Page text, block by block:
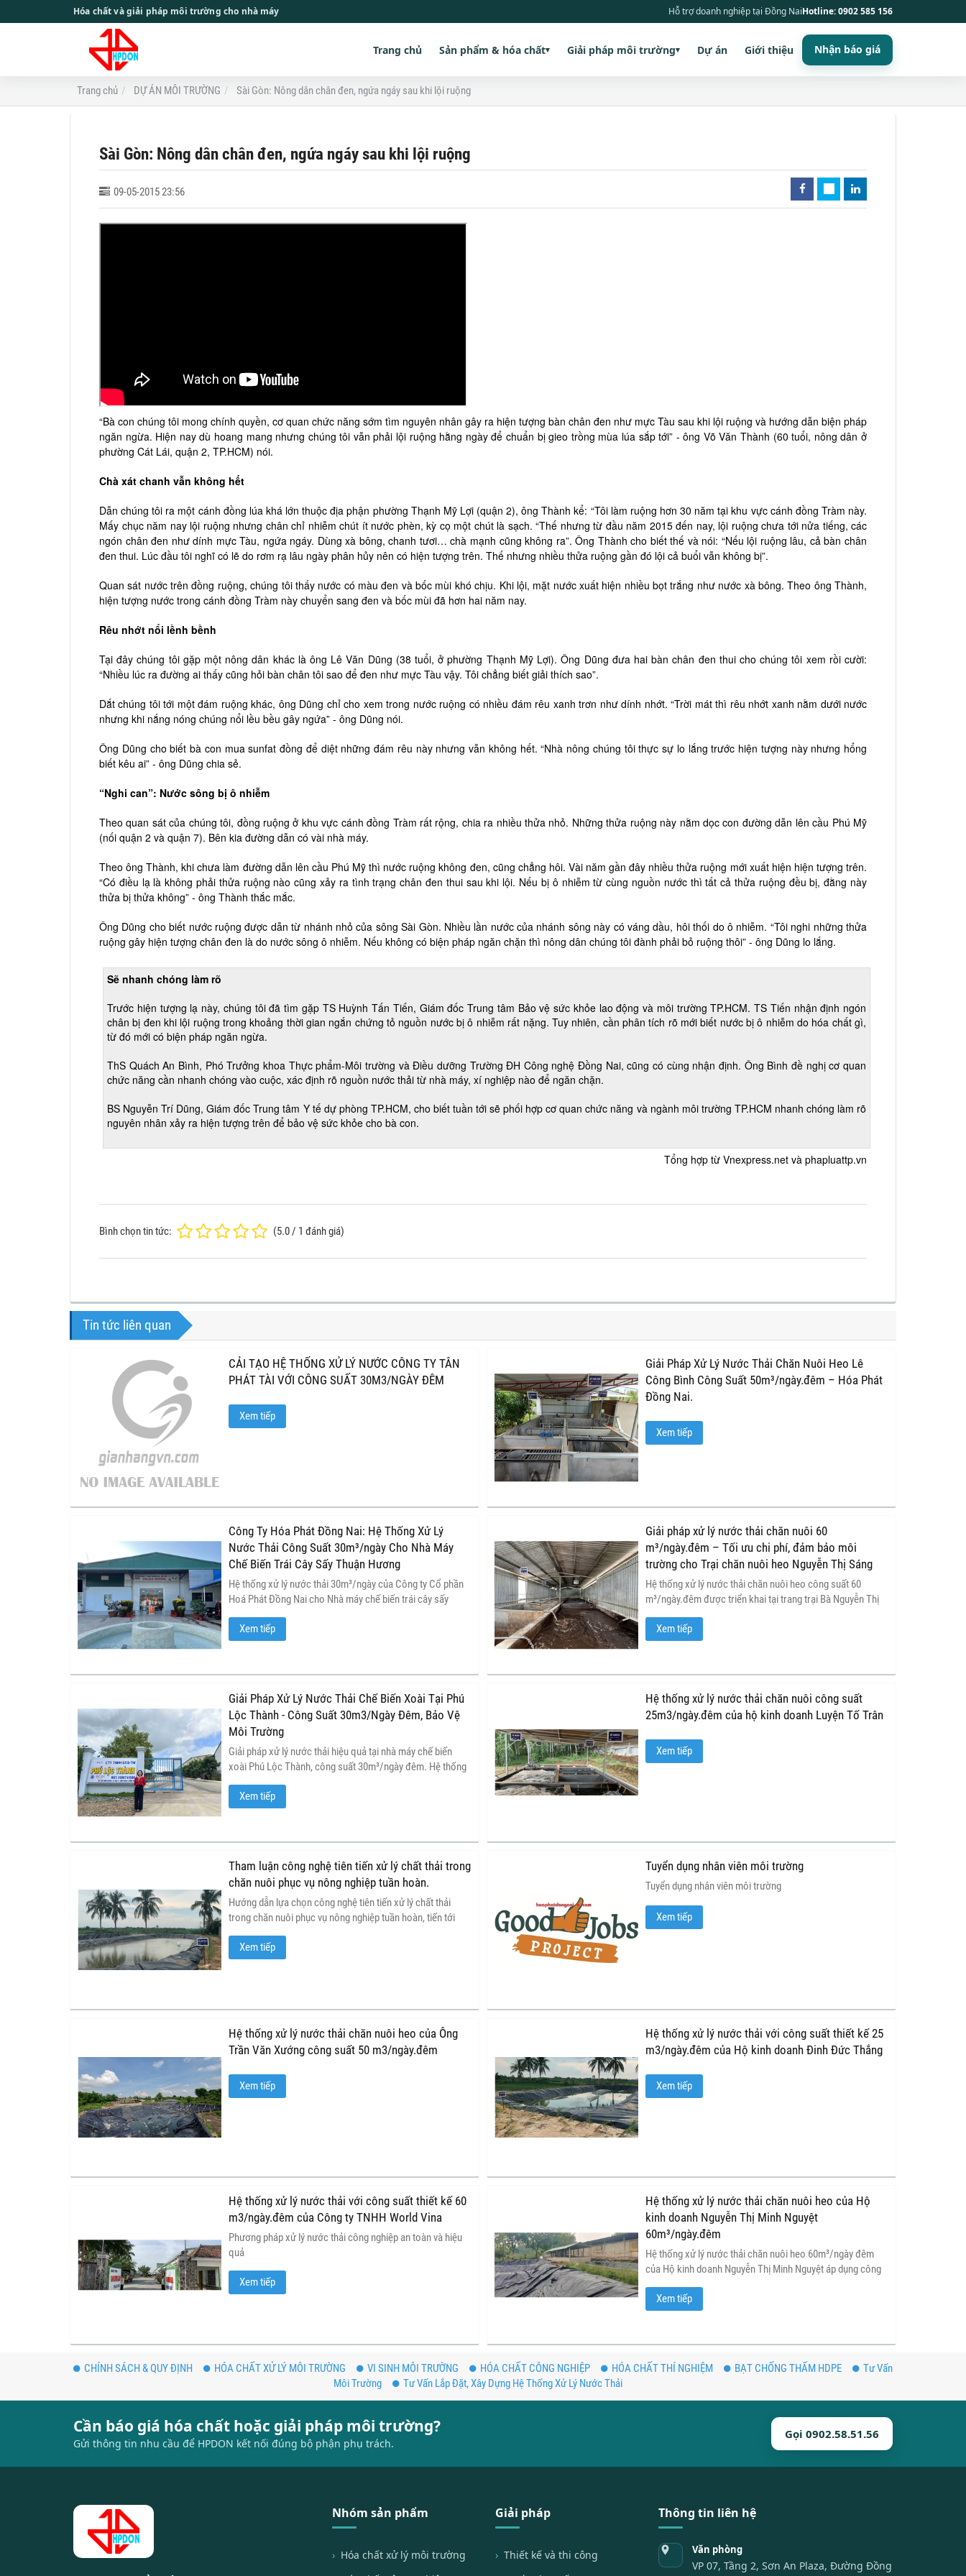
Hóa chất và giải pháp môi trường cho nhà máy Hỗ trợ doanh nghiệp tại Đồng NaiHotline: 0902 585 156
Trang chủ Sản phẩm & hóa chất▾ Giải pháp môi trường▾ Dự án Giới thiệu Nhận báo giá
Trang chủ DỰ ÁN MÔI TRƯỜNG Sài Gòn: Nông dân chân đen, ngứa ngáy sau khi lội ruộng
Sài Gòn: Nông dân chân đen, ngứa ngáy sau khi lội ruộng
09-05-2015 23:56
“Bà con chúng tôi mong chính quyền, cơ quan chức năng sớm tìm nguyên nhân gây ra hiện tượng bàn chân đen như mực Tàu sau khi lội ruộng và hướng dẫn biện pháp
ngăn ngừa. Hiện nay dù hoang mang nhưng chúng tôi vẫn phải lội ruộng hằng ngày để chuẩn bị gieo trồng mùa lúa sắp tới” - ông Võ Văn Thành (60 tuổi, nông dân ở
phường Cát Lái, quận 2, TP.HCM) nói.
Chà xát chanh vẫn không hết
Dẫn chúng tôi ra một cánh đồng lúa khá lớn thuộc địa phận phường Thạnh Mỹ Lợi (quận 2), ông Thành kể: “Tôi làm ruộng hơn 30 năm tại khu vực cánh đồng Tràm này.
Mấy chục năm nay lội ruộng nhưng chân chỉ nhiễm chút ít nước phèn, kỳ cọ một chút là sạch. “Thế nhưng từ đầu năm 2015 đến nay, lội ruộng chưa tới nửa tiếng, các
ngón chân đen như dính mực Tàu, ngứa ngáy. Dùng xà bông, chanh tươi… chà mạnh cũng không ra”. Ông Thành cho biết thế và nói: “Nếu lội ruộng lâu, cả bàn chân
đen thui. Lúc đầu tôi nghĩ có lẽ do rơm rạ lâu ngày phân hủy nên có hiện tượng trên. Thế nhưng nhiều thửa ruộng gần đó lội cả buổi vẫn không bị”.
Quan sát nước trên đồng ruộng, chúng tôi thấy nước có màu đen và bốc mùi khó chịu. Khi lội, mặt nước xuất hiện nhiều bọt trắng như nước xà bông. Theo ông Thành,
hiện tượng nước trong cánh đồng Tràm này chuyển sang đen và bốc mùi đã hơn hai năm nay.
Rêu nhớt nổi lềnh bềnh
Tại đây chúng tôi gặp một nông dân khác là ông Lê Văn Dũng (38 tuổi, ở phường Thạnh Mỹ Lợi). Ông Dũng đưa hai bàn chân đen thui cho chúng tôi xem rồi cười:
“Nhiều lúc ra đường ai thấy cũng hỏi bàn chân tôi sao để đen như mực Tàu vậy. Tôi chẳng biết giải thích sao”.
Dắt chúng tôi tới một đám ruộng khác, ông Dũng chỉ cho xem trong nước ruộng có nhiều đám rêu xanh trơn như dính nhớt. “Trời mát thì rêu nhớt xanh nằm dưới nước
nhưng khi nắng nóng chúng nổi lều bều gây ngứa” - ông Dũng nói.
Ông Dũng cho biết bà con mua sunfat đồng để diệt những đám rêu này nhưng vẫn không hết. “Nhà nông chúng tôi thực sự lo lắng trước hiện tượng này nhưng hổng
biết kêu ai” - ông Dũng chia sẻ.
“Nghi can”: Nước sông bị ô nhiễm
Theo quan sát của chúng tôi, đồng ruộng ở khu vực cánh đồng Tràm rất rộng, chia ra nhiều thửa nhỏ. Những thửa ruộng này nằm dọc con đường dẫn lên cầu Phú Mỹ
(nối quận 2 và quận 7). Bên kia đường dẫn có vài nhà máy.
Theo ông Thành, khi chưa làm đường dẫn lên cầu Phú Mỹ thì nước ruộng không đen, cũng chẳng hôi. Vài năm gần đây nhiều thửa ruộng mới xuất hiện hiện tượng trên.
“Có điều lạ là không phải thửa ruộng nào cũng xảy ra tình trạng chân đen thui sau khi lội. Nếu bị ô nhiễm từ cùng nguồn nước thì tất cả thửa ruộng đều bị, đằng này
thửa bị thửa không” - ông Thành thắc mắc.
Ông Dũng cho biết nước ruộng được dẫn từ nhánh nhỏ của sông Sài Gòn. Nhiều lần nước của nhánh sông này có váng dầu, hôi thối do ô nhiễm. “Tôi nghi những thửa
ruộng gây hiện tượng chân đen là do nước sông ô nhiễm. Nếu không có biện pháp ngăn chặn thì nông dân chúng tôi đành phải bỏ ruộng thôi” - ông Dũng lo lắng.
Sẽ nhanh chóng làm rõ
Trước hiện tượng lạ này, chúng tôi đã tìm gặp TS Huỳnh Tấn Tiến, Giám đốc Trung tâm Bảo vệ sức khỏe lao động và môi trường TP.HCM. TS Tiến nhận định ngón
chân bị đen khi lội ruộng trong khoảng thời gian ngắn chứng tỏ nguồn nước bị ô nhiễm rất nặng. Tuy nhiên, cần phân tích rõ mới biết nước bị ô nhiễm do hóa chất gì,
từ đó mới có biện pháp ngăn ngừa.
ThS Quách An Bình, Phó Trưởng khoa Thực phẩm-Môi trường và Điều dưỡng Trường ĐH Công nghệ Đồng Nai, cũng có cùng nhận định. Ông Bình đề nghị cơ quan
chức năng cần nhanh chóng vào cuộc, xác định rõ nguồn nước thải từ nhà máy, xí nghiệp nào để ngăn chặn.
BS Nguyễn Trí Dũng, Giám đốc Trung tâm Y tế dự phòng TP.HCM, cho biết tuần tới sẽ phối hợp cơ quan chức năng và ngành môi trường TP.HCM nhanh chóng làm rõ
nguyên nhân xảy ra hiện tượng trên để bảo vệ sức khỏe cho bà con.
Tổng hợp từ Vnexpress.net và phapluattp.vn
Bình chọn tin tức: (5.0 / 1 đánh giá)
Tin tức liên quan
CẢI TẠO HỆ THỐNG XỬ LÝ NƯỚC CÔNG TY TÂN
PHÁT TÀI VỚI CÔNG SUẤT 30M3/NGÀY ĐÊM
Xem tiếp
Giải Pháp Xử Lý Nước Thải Chăn Nuôi Heo Lê
Công Bình Công Suất 50m³/ngày.đêm – Hóa Phát
Đồng Nai.
Xem tiếp
Công Ty Hóa Phát Đồng Nai: Hệ Thống Xử Lý
Nước Thải Công Suất 30m³/ngày Cho Nhà Máy
Chế Biến Trái Cây Sấy Thuận Hương
Hệ thống xử lý nước thải 30m³/ngày của Công ty Cổ phần
Hoá Phát Đồng Nai cho Nhà máy chế biến trái cây sấy
Thuận Hương, đảm bảo xử lý đạt chuẩn, thân thiện môi
trường và tối ưu vận hành.
Xem tiếp
Giải pháp xử lý nước thải chăn nuôi 60
m³/ngày.đêm – Tối ưu chi phí, đảm bảo môi
trường cho Trại chăn nuôi heo Nguyễn Thị Sáng
Hệ thống xử lý nước thải chăn nuôi heo công suất 60
m³/ngày.đêm được triển khai tại trang trại Bà Nguyễn Thị
Sáng, mang lại hiệu quả vượt trội trong việc bảo vệ môi
trường và tiết kiệm chi phí vận hành.
Xem tiếp
Giải Pháp Xử Lý Nước Thải Chế Biến Xoài Tại Phú
Lộc Thành - Công Suất 30m3/Ngày Đêm, Bảo Vệ
Môi Trường
Giải pháp xử lý nước thải hiệu quả tại nhà máy chế biến
xoài Phú Lộc Thành, công suất 30m³/ngày đêm. Hệ thống
xử lý nước thải tiên tiến giúp bảo vệ môi trường, giảm thiểu
tác động tiêu cực đến hệ sinh thái và nâng cao chất lượng
sản xuất.
Xem tiếp
Hệ thống xử lý nước thải chăn nuôi công suất
25m3/ngày.đêm của hộ kinh doanh Luyện Tố Trân
Xem tiếp
Tham luận công nghệ tiên tiến xử lý chất thải trong
chăn nuôi phục vụ nông nghiệp tuần hoàn.
Hướng dẫn lựa chọn công nghệ tiên tiến xử lý chất thải
trong chăn nuôi phục vụ nông nghiệp tuần hoàn, tiến tới
nông nghiệp nhiệt đới bền vững và thích ứng biến đổi khí
hậu.Xem tiếp
Tuyển dụng nhân viên môi trường
Tuyển dụng nhân viên môi trường
Xem tiếp
Hệ thống xử lý nước thải chăn nuôi heo của Ông
Trần Văn Xướng công suất 50 m3/ngày.đêm
Xem tiếp
Hệ thống xử lý nước thải với công suất thiết kế 25
m3/ngày.đêm của Hộ kinh doanh Đinh Đức Thắng
Xem tiếp
Hệ thống xử lý nước thải với công suất thiết kế 60
m3/ngày.đêm của Công ty TNHH World Vina
Phương pháp xử lý nước thải công nghiệp an toàn và hiệu
quả
Xem tiếp
Hệ thống xử lý nước thải chăn nuôi heo của Hộ
kinh doanh Nguyễn Thị Minh Nguyệt
60m³/ngày.đêm
Hệ thống xử lý nước thải chăn nuôi heo 60m³/ngày đêm
của Hộ kinh doanh Nguyễn Thị Minh Nguyệt áp dụng công
nghệ sinh học tiên tiến, đảm bảo đạt QCVN, thân thiện môi
trường, phù hợp cho các trang trại chăn nuôi quy mô vừa.
Xem tiếp
CHÍNH SÁCH & QUY ĐỊNH HÓA CHẤT XỬ LÝ MÔI TRƯỜNG VI SINH MÔI TRƯỜNG HÓA CHẤT CÔNG NGHIỆP HÓA CHẤT THÍ NGHIỆM BẠT CHỐNG THẤM HDPE
Tư Vấn
Môi Trường
Tư Vấn Lắp Đặt, Xây Dựng Hệ Thống Xử Lý Nước Thải
Cần báo giá hóa chất hoặc giải pháp môi trường?
Gửi thông tin nhu cầu để HPDON kết nối đúng bộ phận phụ trách.
Gọi 0902.58.51.56
Nhóm sản phẩm
Hóa chất xử lý môi trường
Giải pháp
Thiết kế và thi công
Thông tin liên hệ
Văn phòng
VP 07, Tầng 2, Sơn An Plaza, Đường Đồng